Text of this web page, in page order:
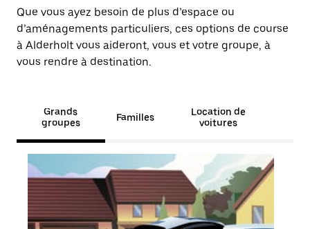
Que vous ayez besoin de plus d’espace ou
d’aménagements particuliers, ces options de course
à Alderholt vous aideront, vous et votre groupe, à
vous rendre à destination.
Grands
groupes
Familles
Location de
voitures